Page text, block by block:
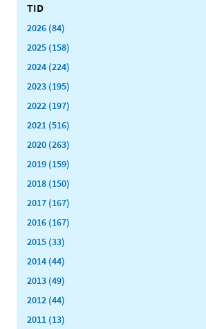
TID
2026 (84)
2025 (158)
2024 (224)
2023 (195)
2022 (197)
2021 (516)
2020 (263)
2019 (159)
2018 (150)
2017 (167)
2016 (167)
2015 (33)
2014 (44)
2013 (49)
2012 (44)
2011 (13)